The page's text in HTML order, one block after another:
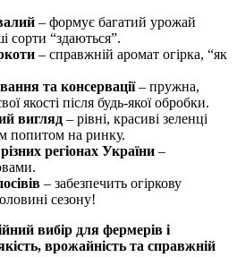
– формує багатий урожай
сорти “здаються”.
– справжній аромат огірка, “як
та консервації– пружна,
якості після будь-якої обробки.
вигляд – рівні, красиві зеленці
попитом на ринку.
регіонах України –
– забезпечить огіркову
сезону!
вибір для фермерів і
врожайність та справжній